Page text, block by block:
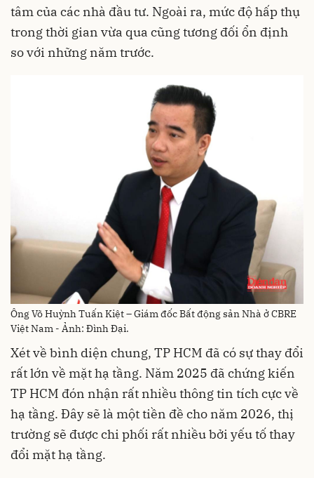
tâm của các nhà đầu tư. Ngoài ra, mức độ hấp thụ
trong thời gian vừa qua cũng tương đối ổn định
so với những năm trước.
Ông Võ Huỳnh Tuấn Kiệt – Giám đốc Bất động sản Nhà ở CBRE
Việt Nam - Ảnh: Đình Đại.
Xét về bình diện chung, TP HCM đã có sự thay đổi
rất lớn về mặt hạ tầng. Năm 2025 đã chứng kiến
TP HCM đón nhận rất nhiều thông tin tích cực về
hạ tầng. Đây sẽ là một tiền đề cho năm 2026, thị
trường sẽ được chi phối rất nhiều bởi yếu tố thay
đổi mặt hạ tầng.